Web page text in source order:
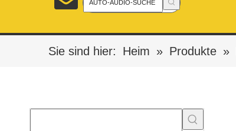
Sie sind hier: Heim » Produkte »